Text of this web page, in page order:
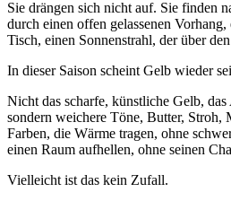
Sie drängen sich nicht auf. Sie finden
durch einen offen gelassenen
Tisch, einen Sonnenstrahl, der über
In dieser Saison scheint Gelb wieder
Nicht das scharfe, künstliche Gelb,
sondern weichere Töne, Butter, Stroh,
Farben, die Wärme tragen, ohne
einen Raum aufhellen, ohne seinen
Vielleicht ist das kein Zufall.